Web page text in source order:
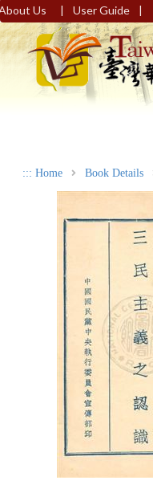
Us | User Guide |
::: Home Book Details